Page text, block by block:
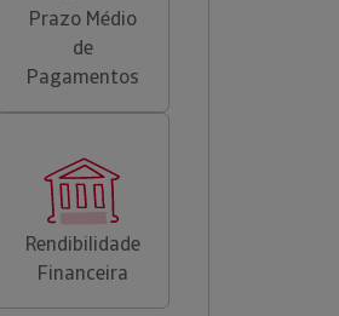
Prazo Médio
de
Pagamentos
Rendibilidade
Financeira